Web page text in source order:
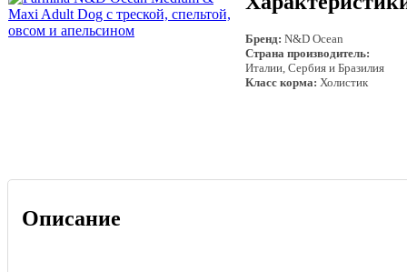
Бренд: N&D Ocean
Страна производитель:
Италии, Сербия и Бразилия
Класс корма: Холистик
Описание